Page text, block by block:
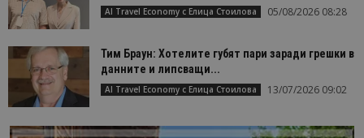
AI Travel Economy с Елица Стоилова 05/08/2026 08:28
Тим Браун: Хотелите губят пари заради грешки в
данните и липсващи...
AI Travel Economy с Елица Стоилова 13/07/2026 09:02